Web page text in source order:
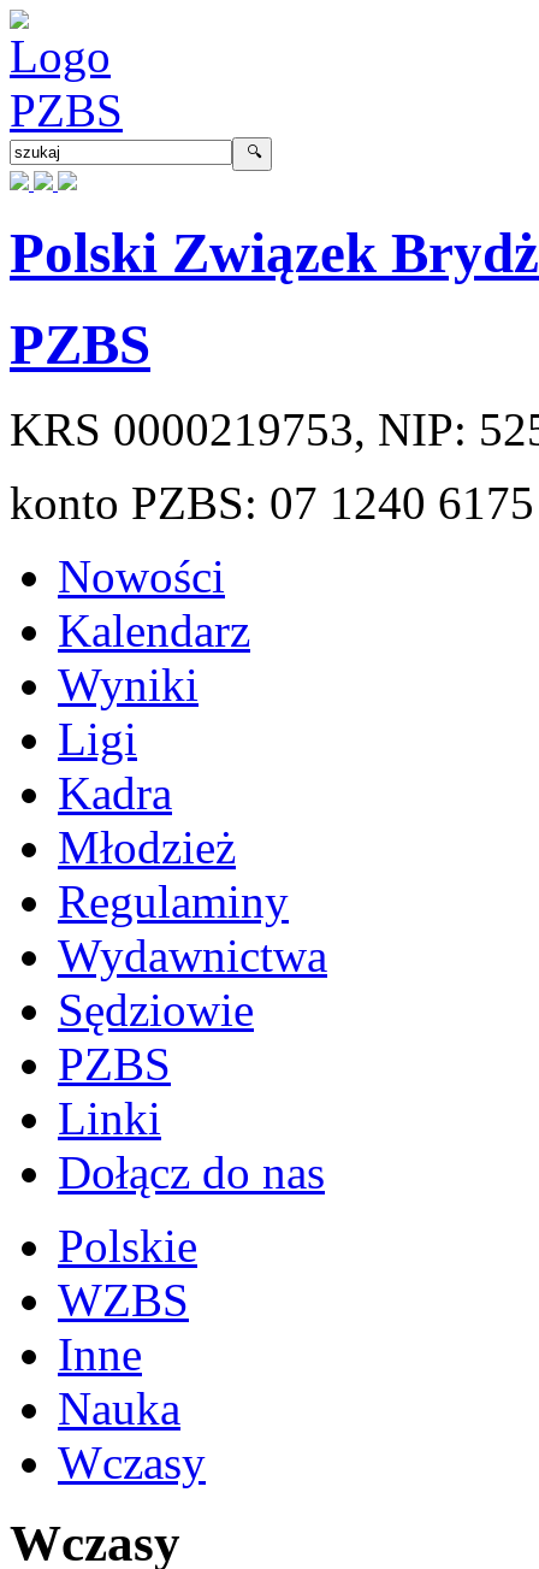
Polski Związek
PZBS
KRS 0000219753, NIP:
konto PZBS: 07 1240
Nowości
Kalendarz
Wyniki
Ligi
Kadra
Młodzież
Regulaminy
Wydawnictwa
Sędziowie
PZBS
Linki
Dołącz do nas
Polskie
WZBS
Inne
Nauka
Wczasy
Wczasy